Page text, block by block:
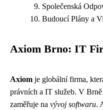
Společenská
Budoucí Plány a
Axiom Brno: IT
Axiom je globální firma,
právních a IT služeb. V
zaměřuje na vývoj softwaru.